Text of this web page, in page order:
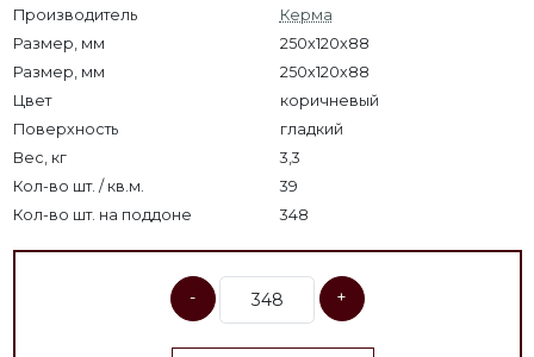
Производитель
Керма
Размер, мм
250x120x88
Размер, мм
250х120х88
Цвет
коричневый
Поверхность
гладкий
Вес, кг
3,3
Кол-во шт. / кв.м.
39
Кол-во шт. на поддоне
348
- +